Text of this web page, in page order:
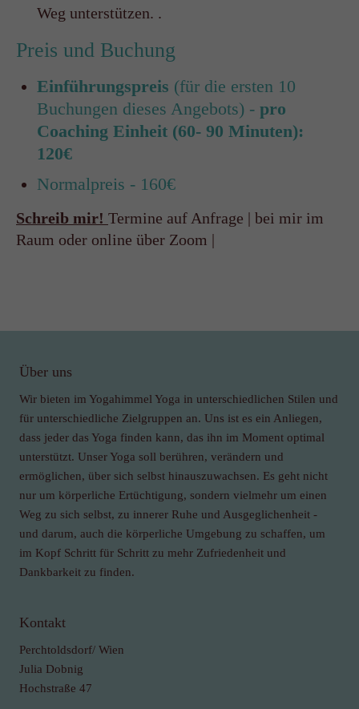
Weg unterstützen. .
Preis und Buchung
Einführungspreis (für die ersten 10
Buchungen dieses Angebots) - pro
Coaching Einheit (60- 90 Minuten):
120€
Normalpreis - 160€
Schreib mir! Termine auf Anfrage | bei mir im
Raum oder online über Zoom |
Über uns
Wir bieten im Yogahimmel Yoga in unterschiedlichen Stilen und
für unterschiedliche Zielgruppen an. Uns ist es ein Anliegen,
dass jeder das Yoga finden kann, das ihn im Moment optimal
unterstützt. Unser Yoga soll berühren, verändern und
ermöglichen, über sich selbst hinauszuwachsen. Es geht nicht
nur um körperliche Ertüchtigung, sondern vielmehr um einen
Weg zu sich selbst, zu innerer Ruhe und Ausgeglichenheit -
und darum, auch die körperliche Umgebung zu schaffen, um
im Kopf Schritt für Schritt zu mehr Zufriedenheit und
Dankbarkeit zu finden.
Kontakt
Perchtoldsdorf/ Wien
Julia Dobnig
Hochstraße 47